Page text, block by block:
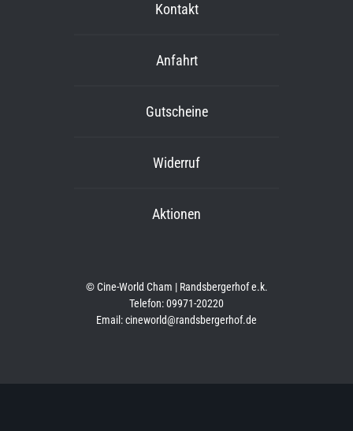
Kontakt
Anfahrt
Gutscheine
Widerruf
Aktionen
© Cine-World Cham | Randsbergerhof e.k.
Telefon: 09971-20220
Email: cineworld@randsbergerhof.de